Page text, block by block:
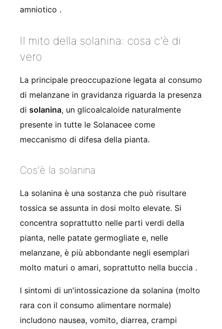
amniotico .
Il mito della solanina: cosa c'è di
vero
La principale preoccupazione legata al consumo
di melanzane in gravidanza riguarda la presenza
di solanina, un glicoalcaloide naturalmente
presente in tutte le Solanacee come
meccanismo di difesa della pianta.
Cos'è la solanina
La solanina è una sostanza che può risultare
tossica se assunta in dosi molto elevate. Si
concentra soprattutto nelle parti verdi della
pianta, nelle patate germogliate e, nelle
melanzane, è più abbondante negli esemplari
molto maturi o amari, soprattutto nella buccia .
I sintomi di un'intossicazione da solanina (molto
rara con il consumo alimentare normale)
includono nausea, vomito, diarrea, crampi